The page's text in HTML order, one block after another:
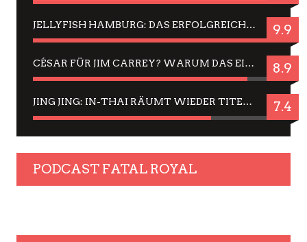
JELLYFISH HAMBURG: DAS ERFOLGREICHE SOMMER-MENÜ 2025 IN GEFÜHLEN UND BILDERN 9.9
CÉSAR FÜR JIM CARREY? WARUM DAS EINER DER NERVIGSTEN ACTORS IST UND BLEIBT 8.9
JING JING: IN-THAI RÄUMT WIEDER TITEL AB – EIN ZWEI-STUNDEN-ERLEBNISBERICHT 7.4
PODCAST FATAL ROYAL